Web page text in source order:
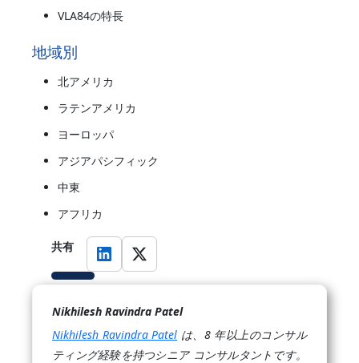
VLA84の特長
地域別
北アメリカ
ラテンアメリカ
ヨーロッパ
アジアパシフィック
中東
アフリカ
共有
Nikhilesh Ravindra Patel
Nikhilesh Ravindra Patel は、8 年以上のコンサル
ティング経験を持つシニア コンサルタントです。